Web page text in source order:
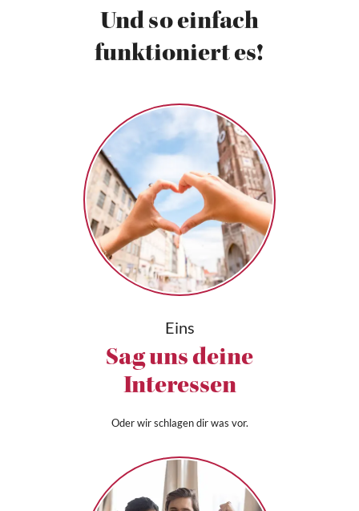
Und so einfach
funktioniert es!
Eins
Sag uns deine
Interessen
Oder wir schlagen dir was vor.